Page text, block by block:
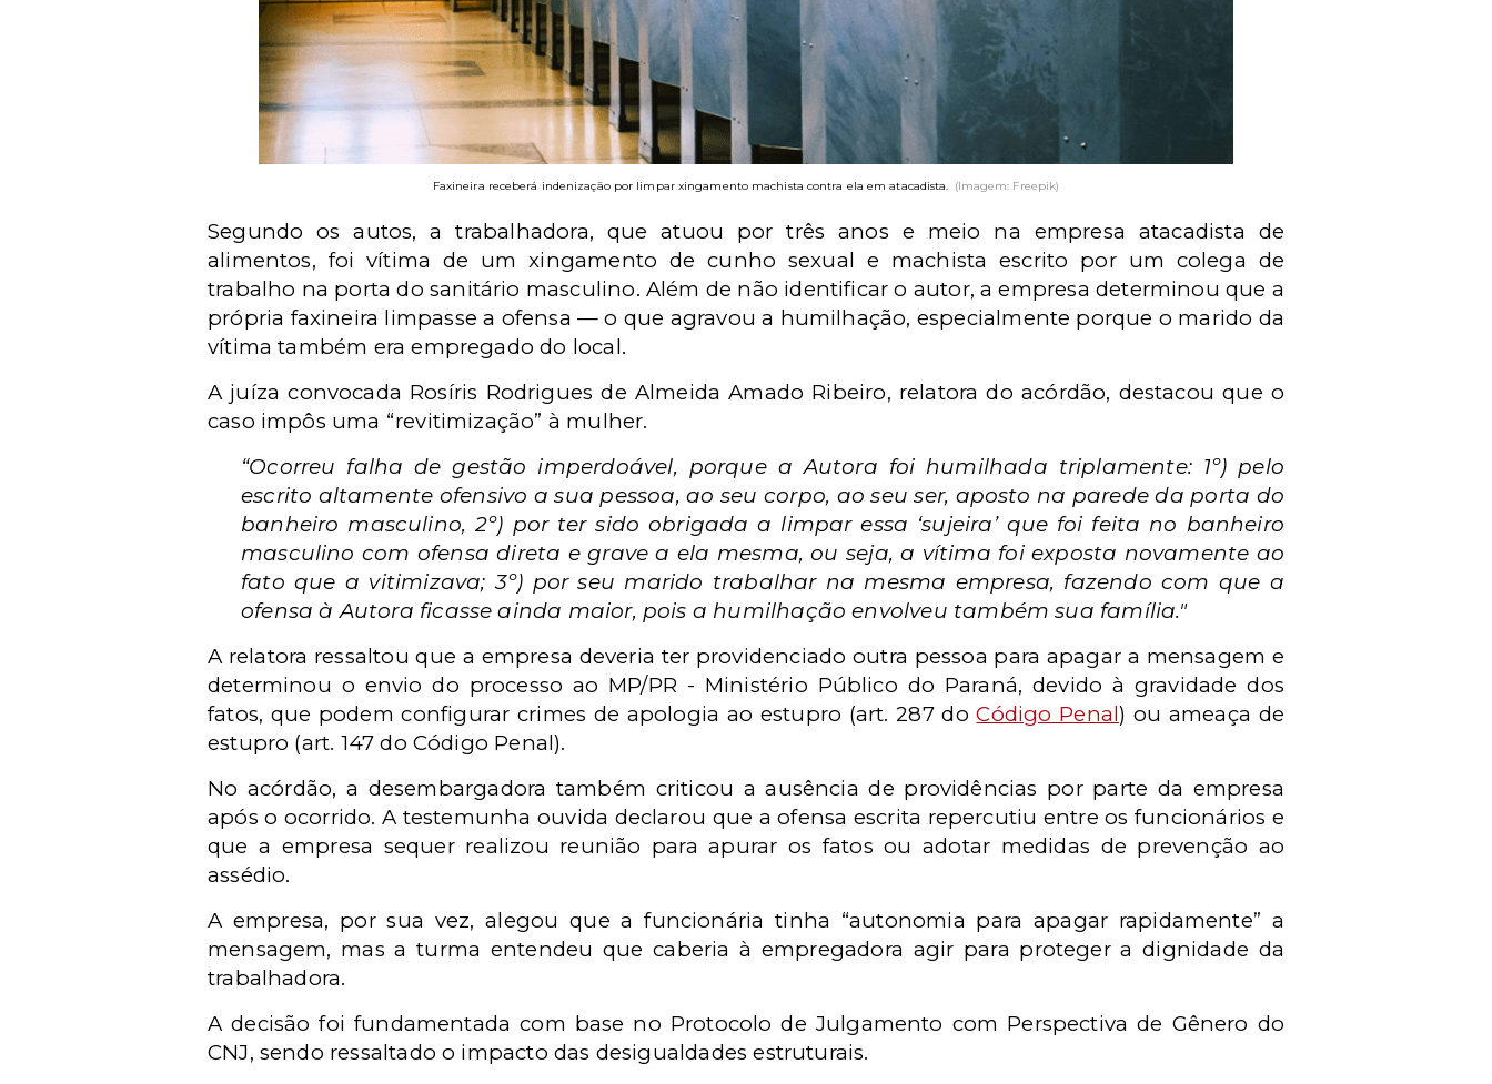
Faxineira receberá indenização por limpar xingamento machista contra ela em atacadista. (Imagem: Freepik)
Segundo os autos, a trabalhadora, que atuou por três anos e meio na empresa atacadista de
alimentos, foi vítima de um xingamento de cunho sexual e machista escrito por um colega de
trabalho na porta do sanitário masculino. Além de não identificar o autor, a empresa determinou que a
própria faxineira limpasse a ofensa — o que agravou a humilhação, especialmente porque o marido da
vítima também era empregado do local.
A juíza convocada Rosíris Rodrigues de Almeida Amado Ribeiro, relatora do acórdão, destacou que o
caso impôs uma “revitimização” à mulher.
“Ocorreu falha de gestão imperdoável, porque a Autora foi humilhada triplamente: 1º) pelo
escrito altamente ofensivo a sua pessoa, ao seu corpo, ao seu ser, aposto na parede da porta do
banheiro masculino, 2º) por ter sido obrigada a limpar essa ‘sujeira’ que foi feita no banheiro
masculino com ofensa direta e grave a ela mesma, ou seja, a vítima foi exposta novamente ao
fato que a vitimizava; 3º) por seu marido trabalhar na mesma empresa, fazendo com que a
ofensa à Autora ficasse ainda maior, pois a humilhação envolveu também sua família."
A relatora ressaltou que a empresa deveria ter providenciado outra pessoa para apagar a mensagem e
determinou o envio do processo ao MP/PR - Ministério Público do Paraná, devido à gravidade dos
fatos, que podem configurar crimes de apologia ao estupro (art. 287 doCódigo Penal) ou ameaça de
estupro (art. 147 do Código Penal).
No acórdão, a desembargadora também criticou a ausência de providências por parte da empresa
após o ocorrido. A testemunha ouvida declarou que a ofensa escrita repercutiu entre os funcionários e
que a empresa sequer realizou reunião para apurar os fatos ou adotar medidas de prevenção ao
assédio.
A empresa, por sua vez, alegou que a funcionária tinha “autonomia para apagar rapidamente” a
mensagem, mas a turma entendeu que caberia à empregadora agir para proteger a dignidade da
trabalhadora.
A decisão foi fundamentada com base no Protocolo de Julgamento com Perspectiva de Gênero do
CNJ, sendo ressaltado o impacto das desigualdades estruturais.